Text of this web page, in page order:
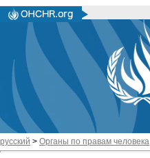
русский > Органы по правам человека